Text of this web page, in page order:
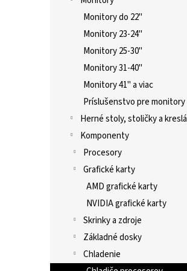
Monitory do 22"
Monitory 23-24"
Monitory 25-30"
Monitory 31-40"
Monitory 41" a viac
Príslušenstvo pre monitory
Herné stoly, stoličky a kreslá
Komponenty
Procesory
Grafické karty
AMD grafické karty
NVIDIA grafické karty
Skrinky a zdroje
Základné dosky
Chladenie